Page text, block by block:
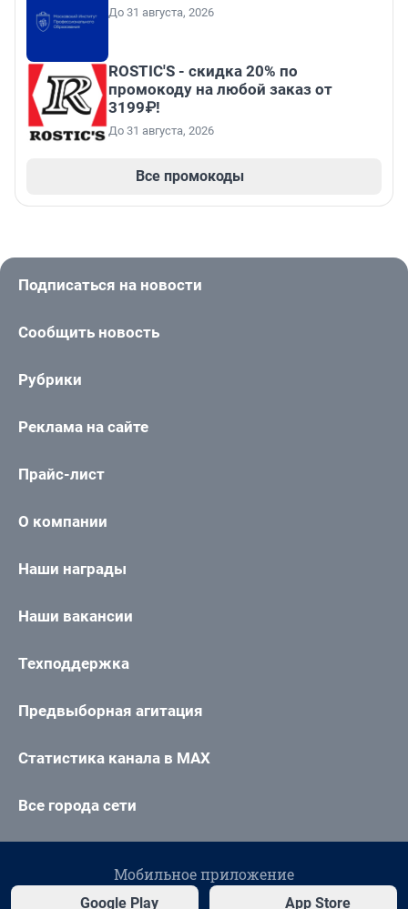
До 31 августа, 2026
ROSTIC'S - скидка 20% по
промокоду на любой заказ от
3199₽!
До 31 августа, 2026
Все промокоды
Подписаться на новости
Сообщить новость
Рубрики
Реклама на сайте
Прайс-лист
О компании
Наши награды
Наши вакансии
Техподдержка
Предвыборная агитация
Статистика канала в MAX
Все города сети
Мобильное приложение
Google Play App Store